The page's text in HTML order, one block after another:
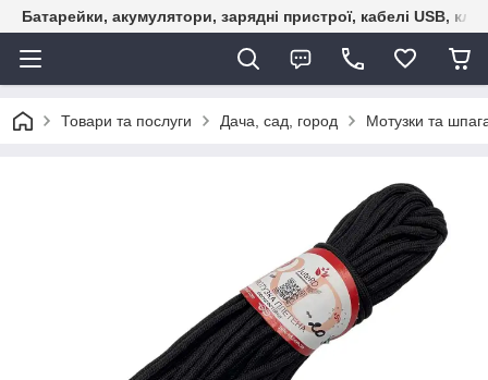
Батарейки, акумулятори, зарядні пристрої, кабелі USB,
Товари та послуги Дача, сад, город Мотузки та